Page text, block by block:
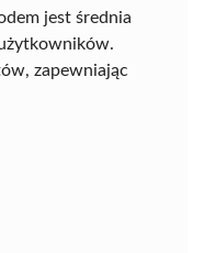
jest średnia
zapewniając